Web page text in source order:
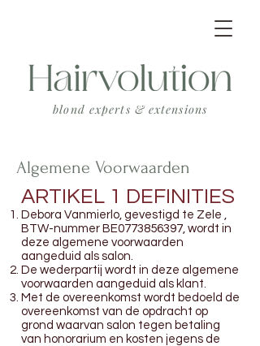
blond experts &extensions
Algemene Voorwaarden
ARTIKEL 1 DEFINITIES
Debora Vanmierlo, gevestigd te Zele ,
BTW-nummer BE0773856397, wordt in
deze algemene voorwaarden
aangeduid als salon.
De wederpartij wordt in deze algemene
voorwaarden aangeduid als klant.
Met de overeenkomst wordt bedoeld de
overeenkomst van de opdracht op
grond waarvan salon tegen betaling
van honorarium en kosten jegens de